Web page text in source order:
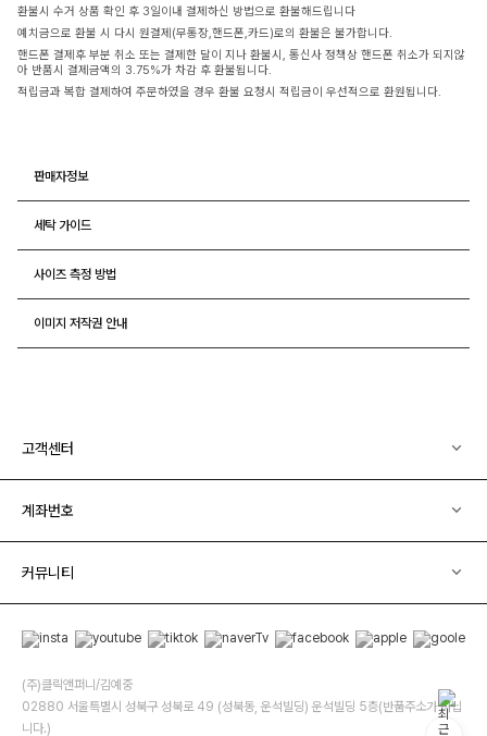
환불시 수거 상품 확인 후 3일이내 결제하신 방법으로 환불해드립니다
예치금으로 환불 시 다시 원결제(무통장,핸드폰,카드)로의 환불은 불가합니다.
핸드폰 결제후 부분 취소 또는 결제한 달이 지나 환불시, 통신사 정책상 핸드폰 취소가 되지않
아 반품시 결제금액의 3.75%가 차감 후 환불됩니다.
적립금과 복합 결제하여 주문하였을 경우 환불 요청시 적립금이 우선적으로 환원됩니다.
판매자정보
세탁 가이드
사이즈 측정 방법
이미지 저작권 안내
고객센터
계좌번호
커뮤니티
(주)클릭앤퍼니/김예중
02880 서울특별시 성북구 성북로 49 (성북동, 운석빌딩) 운석빌딩 5층(반품주소가 아닙
니다.)